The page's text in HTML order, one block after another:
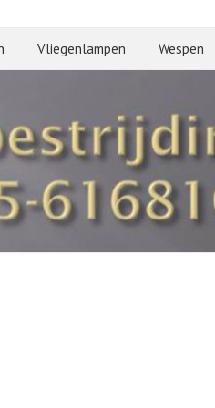
Vliegenlampen Wespen